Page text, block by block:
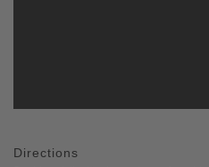
Directions